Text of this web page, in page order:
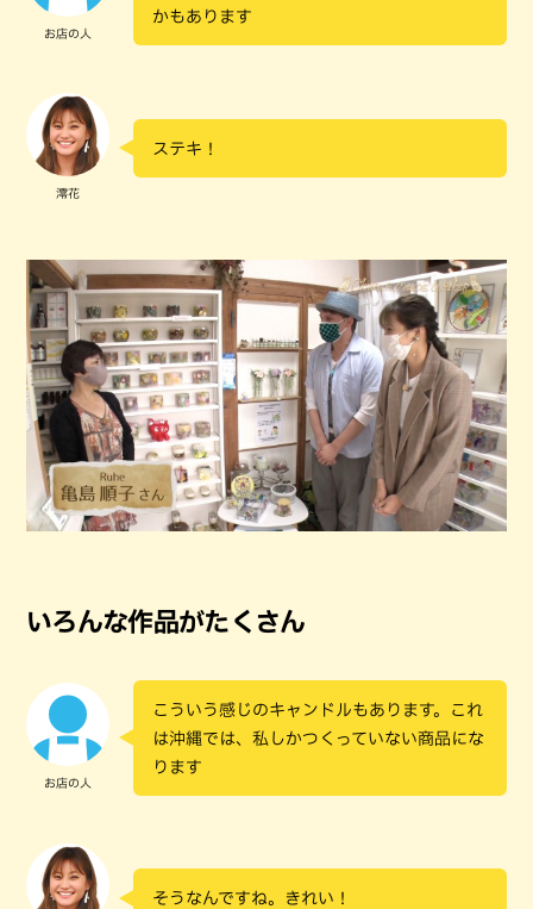
お店の人
かもあります
澪花
ステキ！
いろんな作品がたくさん
お店の人
こういう感じのキャンドルもあります。これ
は沖縄では、私しかつくっていない商品にな
ります
そうなんですね。きれい！